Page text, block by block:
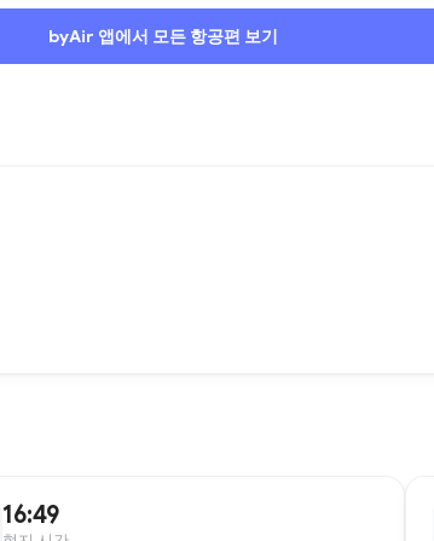
byAir 앱에서 모든 항공편 보기
16:49